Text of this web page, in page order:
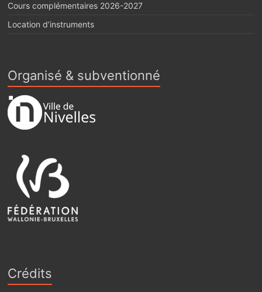
Cours complémentaires 2026-2027
Location d’instruments
Organisé & subventionné
Crédits